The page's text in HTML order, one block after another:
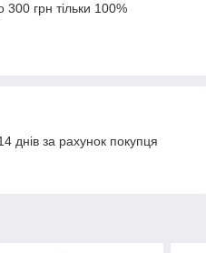
грн тільки 100%
днів за рахунок покупця